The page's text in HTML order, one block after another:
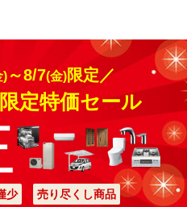
)～8/7(金)限定／
定特価セール
少 売り尽くし商品